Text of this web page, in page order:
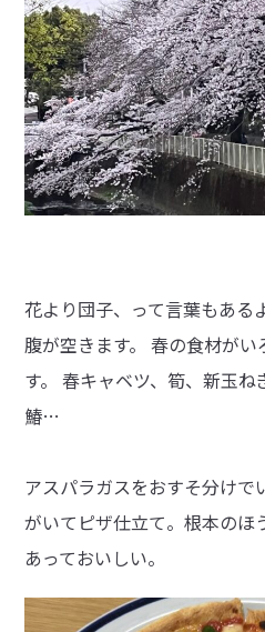
花より団子、って言葉もある
腹が空きます。 春の食材が
す。 春キャベツ、筍、新玉ね
鰆…
アスパラガスをおすそ分けで
がいてピザ仕立て。根本のほ
あっておいしい。